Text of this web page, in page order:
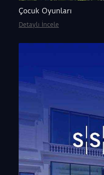
Çocuk Oyunları
Detaylı İncele